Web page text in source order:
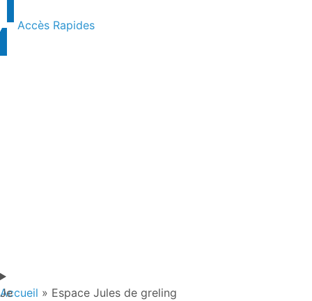
principal
Accès Rapides
Je
Accueil » Espace Jules de greling